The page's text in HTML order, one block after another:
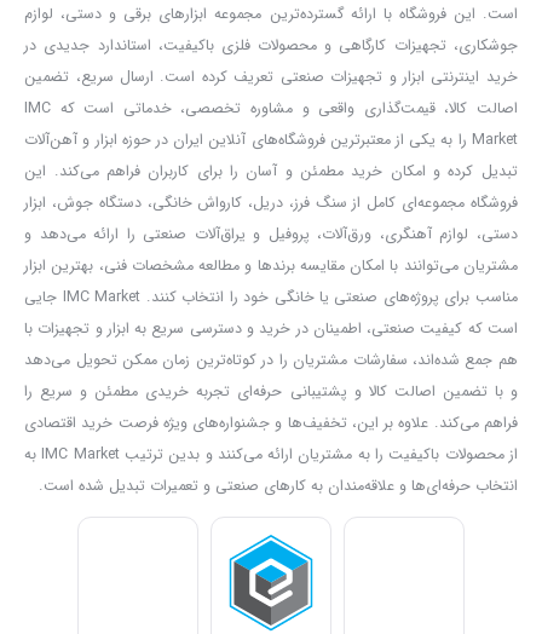
در فلز را دارد. سه نظامدریل ۵۳۳۰ آچاری ۱۰ میلیمتری
در نظر گرفته شده.
این دستگاه دارای قفل سوئیچ نیز است.
منبع تغذیهدریل برقی ۵۳۳۰
برق با ولتاژ ورودی ۲۲۰ ولت بوده و قدرت
ورودی این دستگاه برابر با ۴۵۰ وات است.
به جهت سهولت کار، دسته این دریل برقی از جنس TPE ساخته شده که
کاربر در حین استفاده از آن احساس راحتی بیشتری خواهد داشت.
شما با خریددریل برقی ۵۳۳۰
می توانید از گارانتی ۱۲ ماهه آن استفاده
کنید. همانطور که می دانید گرد و غبار می تواند عمر دستگاه های برقی را
کاهش دهد. این مسئله در مورد ابزار و تجهیزات فنی بیشتر صدق می کند.
شایان ذکر است این دستگاه دارای کلید و بلبرینگ ضد غبار جهت افزایش
عمر دستگاه بوده و شامل سیمی با استاندارد VDE است.
با خرید این دریل برقی، خود را مجهز به دستگاهی با کیفیت و پرقدرت از
سریمحصولات آروادر دسته بندی برقی و شارژی کرده اید. در صورتی که
تمایل به کسب اطلاعات بیشتر دارید، می توانید دفترچه راهنمای این دریل
است. این فروشگاه با ارائه گسترده‌ترین مجموعه ابزارهای برقی و دستی، لوازم
جوشکاری، تجهیزات کارگاهی و محصولات فلزی باکیفیت، استاندارد جدیدی در
خرید اینترنتی ابزار و تجهیزات صنعتی تعریف کرده است. ارسال سریع، تضمین
اصالت کالا، قیمت‌گذاری واقعی و مشاوره تخصصی، خدماتی است که IMC
Market را به یکی از معتبرترین فروشگاه‌های آنلاین ایران در حوزه ابزار و آهن‌آلات
تبدیل کرده و امکان خرید مطمئن و آسان را برای کاربران فراهم می‌کند. این
فروشگاه مجموعه‌ای کامل از سنگ فرز، دریل، کارواش خانگی، دستگاه جوش، ابزار
دستی، لوازم آهنگری، ورق‌آلات، پروفیل و یراق‌آلات صنعتی را ارائه می‌دهد و
مشتریان می‌توانند با امکان مقایسه برندها و مطالعه مشخصات فنی، بهترین ابزار
مناسب برای پروژه‌های صنعتی یا خانگی خود را انتخاب کنند. IMC Market جایی
است که کیفیت صنعتی، اطمینان در خرید و دسترسی سریع به ابزار و تجهیزات با
هم جمع شده‌اند، سفارشات مشتریان را در کوتاه‌ترین زمان ممکن تحویل می‌دهد
و با تضمین اصالت کالا و پشتیبانی حرفه‌ای تجربه خریدی مطمئن و سریع را
فراهم می‌کند. علاوه بر این، تخفیف‌ها و جشنواره‌های ویژه فرصت خرید اقتصادی
از محصولات باکیفیت را به مشتریان ارائه می‌کنند و بدین ترتیب IMC Market به
انتخاب حرفه‌ای‌ها و علاقه‌مندان به کارهای صنعتی و تعمیرات تبدیل شده است.